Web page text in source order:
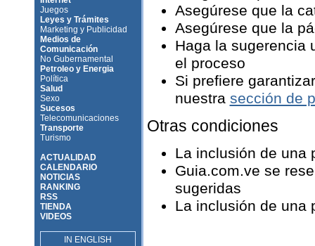
Juegos
Leyes y Trámites
Marketing y Publicidad
Medios de
Comunicación
No Gubernamental
Petroleo y Energia
Política
Salud
Sexo
Sucesos
Telecomunicaciones
Transporte
Turismo
ACTUALIDAD
CALENDARIO
NOTICIAS
RANKING
RSS
TIENDA
VIDEOS
IN ENGLISH
Asegúrese que la
Asegúrese que la
Haga la sugerencia
el proceso
Si prefiere
nuestra sección de
Otras condiciones
La inclusión de una
Guia.com.ve se
sugeridas
La inclusión de una